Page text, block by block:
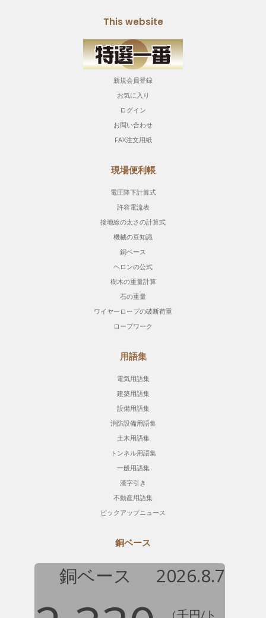
This website
新規会員登録
お気に入り
ログイン
お問い合わせ
FAX注文用紙
現場便利帳
電圧降下計算式
許容電流表
接地線の太さの計算式
機械の豆知識
銅ベース
ヘロンの公式
樹木の重量計算
石の重量
ワイヤーロープの破断荷重
ロープワーク
用語集
電気用語集
建築用語集
設備用語集
消防設備用語集
土木用語集
トンネル用語集
一般用語集
漢字引き
不動産用語集
ピックアップニュース
銅ベース
銅ベース 2026.8.7
（千円/ト